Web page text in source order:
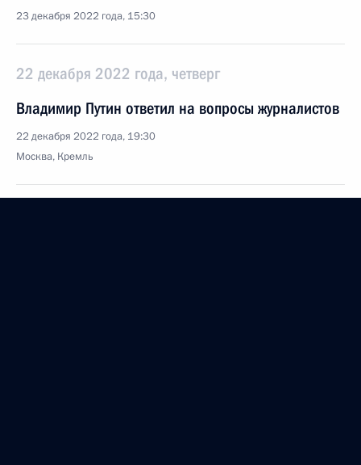
23 декабря 2022 года, 15:30
22 декабря 2022 года, четверг
Владимир Путин ответил на вопросы журналистов
22 декабря 2022 года, 19:30
Москва, Кремль